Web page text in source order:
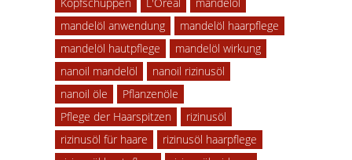
mandelöl anwendung
mandelöl haarpflege
mandelöl hautpflege
mandelöl wirkung
nanoil mandelöl
nanoil rizinusöl
nanoil öle
Pflanzenöle
Pflege der Haarspitzen
rizinusöl
rizinusöl für haare
rizinusöl haarpflege